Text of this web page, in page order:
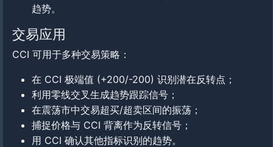
趋势。
交易应用
CCI 可用于多种交易策略：
在 CCI 极端值 (+200/-200) 识别潜在反转点；
利用零线交叉生成趋势跟踪信号；
在震荡市中交易超买/超卖区间的振荡；
捕捉价格与 CCI 背离作为反转信号；
用 CCI 确认其他指标识别的趋势。